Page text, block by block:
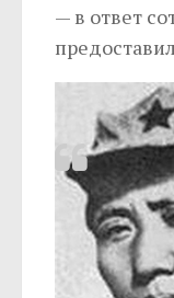
— в ответ